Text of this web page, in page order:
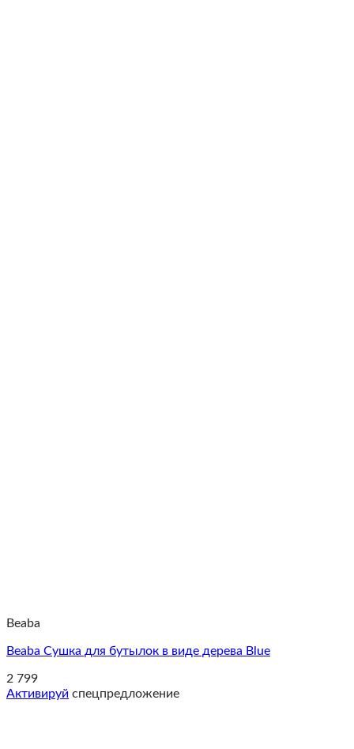
Beaba
Beaba Сушка для бутылок в виде дерева Blue
2 799
Активируй спецпредложение